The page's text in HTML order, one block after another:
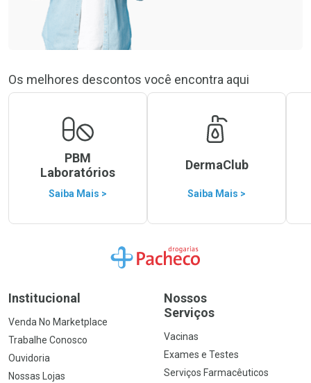
Os melhores descontos você encontra aqui
PBM
Laboratórios
Saiba Mais >
DermaClub
Saiba Mais >
Ir para a Home
Institucional
Venda No Marketplace
Trabalhe Conosco
Ouvidoria
Nossas Lojas
Nossos
Serviços
Vacinas
Exames e Testes
Serviços Farmacêuticos